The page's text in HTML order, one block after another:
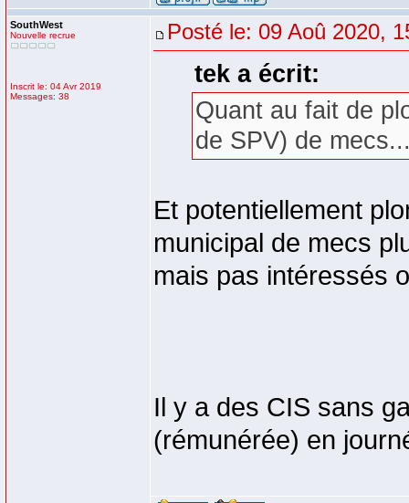
SouthWest
Nouvelle recrue
Inscrit le: 04 Avr 2019
Messages: 38
Posté le: 09 Aoû 2020,
tek a écrit:
Quant au fait de
de SPV) de
Et potentiellement
municipal de mecs
mais pas intéressés
Il y a des CIS sans
(rémunérée) en